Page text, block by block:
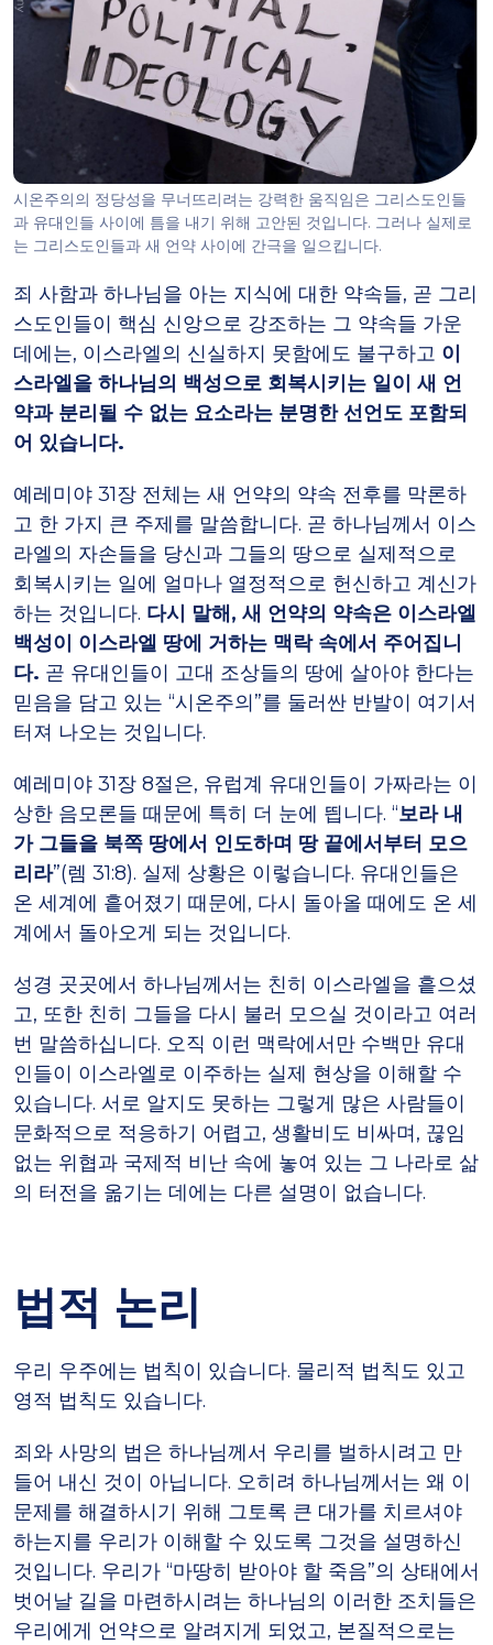
시온주의의 정당성을 무너뜨리려는 강력한 움직임은 그리스도인들
과 유대인들 사이에 틈을 내기 위해 고안된 것입니다. 그러나 실제로
는 그리스도인들과 새 언약 사이에 간극을 일으킵니다.
죄 사함과 하나님을 아는 지식에 대한 약속들, 곧 그리
스도인들이 핵심 신앙으로 강조하는 그 약속들 가운
데에는, 이스라엘의 신실하지 못함에도 불구하고 이
스라엘을 하나님의 백성으로 회복시키는 일이 새 언
약과 분리될 수 없는 요소라는 분명한 선언도 포함되
어 있습니다.
예레미야 31장 전체는 새 언약의 약속 전후를 막론하
고 한 가지 큰 주제를 말씀합니다. 곧 하나님께서 이스
라엘의 자손들을 당신과 그들의 땅으로 실제적으로
회복시키는 일에 얼마나 열정적으로 헌신하고 계신가
하는 것입니다. 다시 말해, 새 언약의 약속은 이스라엘
백성이 이스라엘 땅에 거하는 맥락 속에서 주어집니
다. 곧 유대인들이 고대 조상들의 땅에 살아야 한다는
믿음을 담고 있는 “시온주의”를 둘러싼 반발이 여기서
터져 나오는 것입니다.
예레미야 31장 8절은, 유럽계 유대인들이 가짜라는 이
상한 음모론들 때문에 특히 더 눈에 띕니다. “보라 내
가 그들을 북쪽 땅에서 인도하며 땅 끝에서부터 모으
리라”(렘 31:8). 실제 상황은 이렇습니다. 유대인들은
온 세계에 흩어졌기 때문에, 다시 돌아올 때에도 온 세
계에서 돌아오게 되는 것입니다.
성경 곳곳에서 하나님께서는 친히 이스라엘을 흩으셨
고, 또한 친히 그들을 다시 불러 모으실 것이라고 여러
번 말씀하십니다. 오직 이런 맥락에서만 수백만 유대
인들이 이스라엘로 이주하는 실제 현상을 이해할 수
있습니다. 서로 알지도 못하는 그렇게 많은 사람들이
문화적으로 적응하기 어렵고, 생활비도 비싸며, 끊임
없는 위협과 국제적 비난 속에 놓여 있는 그 나라로 삶
의 터전을 옮기는 데에는 다른 설명이 없습니다.
법적 논리
우리 우주에는 법칙이 있습니다. 물리적 법칙도 있고
영적 법칙도 있습니다.
죄와 사망의 법은 하나님께서 우리를 벌하시려고 만
들어 내신 것이 아닙니다. 오히려 하나님께서는 왜 이
문제를 해결하시기 위해 그토록 큰 대가를 치르셔야
하는지를 우리가 이해할 수 있도록 그것을 설명하신
것입니다. 우리가 “마땅히 받아야 할 죽음”의 상태에서
벗어날 길을 마련하시려는 하나님의 이러한 조치들은
우리에게 언약으로 알려지게 되었고, 본질적으로는